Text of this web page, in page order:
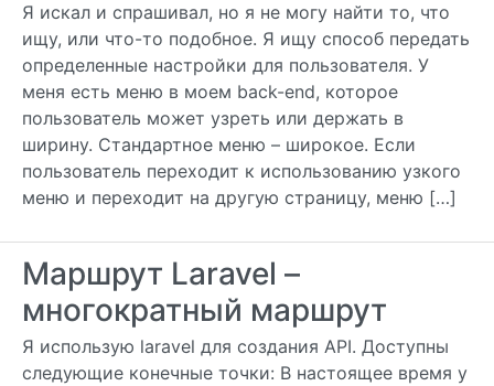
Я искал и спрашивал, но я не могу найти то, что
ищу, или что-то подобное. Я ищу способ передать
определенные настройки для пользователя. У
меня есть меню в моем back-end, которое
пользователь может узреть или держать в
ширину. Стандартное меню – широкое. Если
пользователь переходит к использованию узкого
меню и переходит на другую страницу, меню […]
Маршрут Laravel –
многократный маршрут
Я использую laravel для создания API. Доступны
следующие конечные точки: В настоящее время у